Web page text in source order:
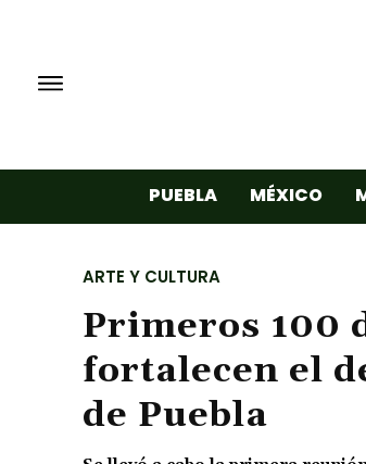
PUEBLA MÉXICO
ARTE Y CULTURA
Primeros 100
fortalecen el
de Puebla